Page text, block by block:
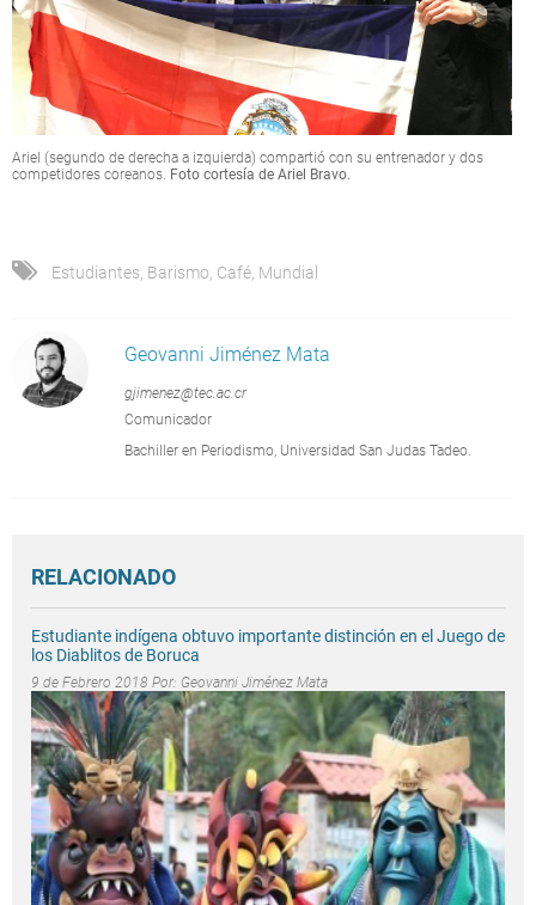
Ariel (segundo de derecha a izquierda) compartió con su entrenador y dos
competidores coreanos. Foto cortesía de Ariel Bravo.
Estudiantes, Barismo, Café, Mundial
Geovanni Jiménez Mata
gjimenez@tec.ac.cr
Comunicador
Bachiller en Periodismo, Universidad San Judas Tadeo.
RELACIONADO
Estudiante indígena obtuvo importante distinción en el Juego de
los Diablitos de Boruca
9 de Febrero 2018 Por: Geovanni Jiménez Mata